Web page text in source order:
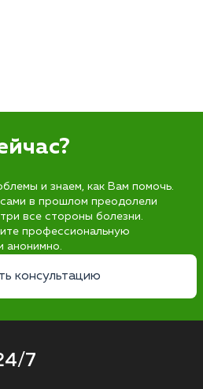
и знаем, как Вам помочь.
в прошлом преодолели
все стороны болезни.
профессиональную
анонимно.
консультацию
7